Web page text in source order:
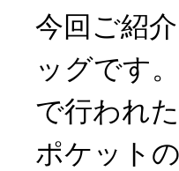
今回ご紹
ッグです
で行われ
ポケット